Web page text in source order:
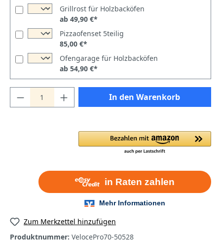
Grillrost für Holzbacköfen
ab 49,90 €*
Pizzaofenset 5teilig
85,00 €*
Ofengarage für Holzbacköfen
ab 54,90 €*
In den Warenkorb
Zum Merkzettel hinzufügen
Produktnummer: VelocePro70-50528